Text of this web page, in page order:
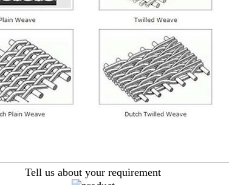
Tell us about your requirement